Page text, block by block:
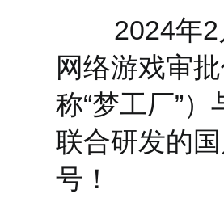
2024年2月
网络游戏审
称“梦工厂”
联合研发的
号！